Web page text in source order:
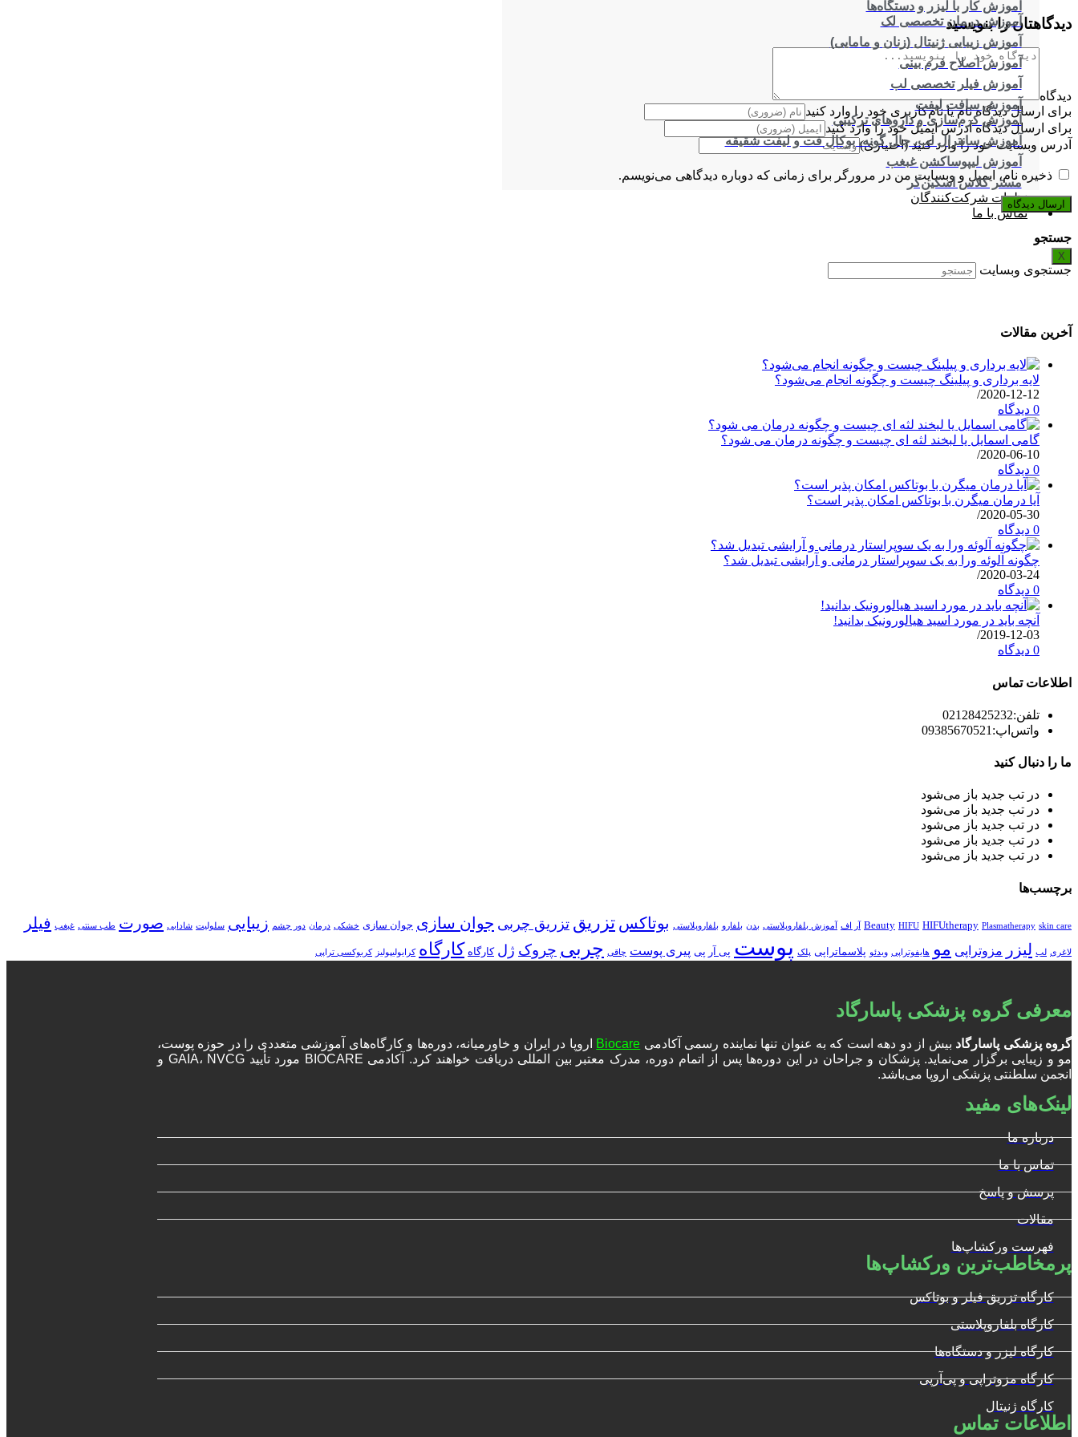
آموزش کار با لیزر و دستگاه‌ها
آموزش درمان تخصصی لک
آموزش زیبایی ژنیتال (زنان و مامایی)
آموزش اصلاح فرم بینی
آموزش فیلر تخصصی لب
آموزش سافت لیفت
آموزش کرم‌سازی و داروهای ترکیبی
آموزش سانترال لب، چال گونه، بوکال فت و لیفت شقیقه
آموزش لیپوساکشن غبغب
مستر کلاس اسکین‌کر
نظرات شرکت‌کنندگان
تماس با ما
X
دیدگاهتان را بنویسید
دیدگاه
برای ارسال دیدگاه نام یا نام‌کاربری خود را وارد کنید
برای ارسال دیدگاه آدرس ایمیل خود را وارد کنید
آدرس وبسایت خود را وارد کنید (اختیاری)
ذخیره نام، ایمیل و وبسایت من در مرورگر برای زمانی که دوباره دیدگاهی می‌نویسم.
جستجو
جستجوی وبسایت
آخرین مقالات
لایه برداری و پیلینگ چیست و چگونه انجام می‌شود؟
2020-12-12
/
0 دیدگاه
گامی اسمایل یا لبخند لثه ای چیست و چگونه درمان می شود؟
2020-06-10
/
0 دیدگاه
آیا درمان میگرن با بوتاکس امکان پذیر است؟
2020-05-30
/
0 دیدگاه
چگونه آلوئه ورا به یک سوپراستار درمانی و آرایشی تبدیل شد؟
2020-03-24
/
0 دیدگاه
آنچه باید در مورد اسید هیالورونیک بدانید!
2019-12-03
/
0 دیدگاه
اطلاعات تماس
تلفن:02128425232
واتس‌اپ: 09385670521
ما را دنبال کنید
در تب جدید باز می‌شود
در تب جدید باز می‌شود
در تب جدید باز می‌شود
در تب جدید باز می‌شود
در تب جدید باز می‌شود
برچسب‌ها
Beauty HIFU HIFUtherapy Plasmatherapy skin care آر اف آموزش بلفاروپلاستی بدن بلفارو بلفاروپلاستی بوتاکس تزریق تزریق چربی جوان سازی جوان سازی خشکی درمان دور چشم زیبایی سلولیت شادابی صورت طب سنتی غبغب فیلر
لاغری لب لیزر مزوتراپی مو هایفوتراپی ویدئو پلاسماتراپی پلک پوست پی آر پی پیری پوست چاقی چربی چروک ژل کارگاه کارگاه کرایولیپولیز کربوکسی تراپی
معرفی گروه پزشکی پاسارگاد
گروه پزشکی پاسارگاد بیش از دو دهه است که به عنوان تنها نماینده رسمی آکادمی Biocare
اروپا در ایران و خاورمیانه، دوره‌ها و کارگاه‌های آموزشی متعددی را در حوزه پوست،
مو و زیبایی برگزار می‌نماید. پزشکان و جراحان در این دوره‌ها پس از اتمام دوره، مدرک معتبر بین المللی دریافت خواهند کرد. آکادمی BIOCARE مورد تأیید GAIA، NVCG و
انجمن سلطنتی پزشکی اروپا می‌باشد.
لینک‌های مفید
درباره ما
تماس با ما
پرسش و پاسخ
مقالات
فهرست ورکشاپ‌ها
پرمخاطب‌ترین ورکشاپ‌ها
کارگاه تزریق فیلر و بوتاکس
کارگاه بلفاروپلاستی
کارگاه لیزر و دستگاه‌ها
کارگاه مزوتراپی و پی‌آرپی
کارگاه ژنیتال
اطلاعات تماس